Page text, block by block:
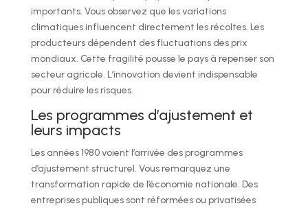
importants. Vous observez que les variations
climatiques influencent directement les récoltes. Les
producteurs dépendent des fluctuations des prix
mondiaux. Cette fragilité pousse le pays à repenser son
secteur agricole. L’innovation devient indispensable
pour réduire les risques.
Les programmes d’ajustement et
leurs impacts
Les années 1980 voient l’arrivée des programmes
d’ajustement structurel. Vous remarquez une
transformation rapide de l’économie nationale. Des
entreprises publiques sont réformées ou privatisées